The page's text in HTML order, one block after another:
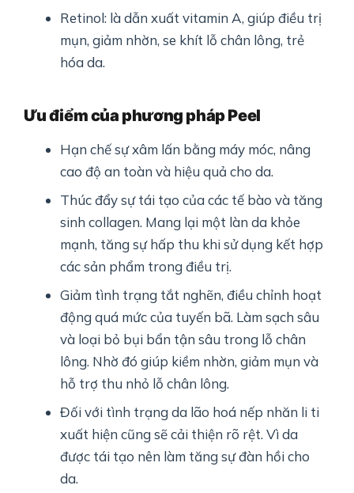
Retinol: là dẫn xuất vitamin A, giúp điều trị
mụn, giảm nhờn, se khít lỗ chân lông, trẻ
hóa da.
Ưu điểm của phương pháp Peel
Hạn chế sự xâm lấn bằng máy móc, nâng
cao độ an toàn và hiệu quả cho da.
Thúc đẩy sự tái tạo của các tế bào và tăng
sinh collagen. Mang lại một làn da khỏe
mạnh, tăng sự hấp thu khi sử dụng kết hợp
các sản phẩm trong điều trị.
Giảm tình trạng tắt nghẽn, điều chỉnh hoạt
động quá mức của tuyến bã. Làm sạch sâu
và loại bỏ bụi bẩn tận sâu trong lỗ chân
lông. Nhờ đó giúp kiềm nhờn, giảm mụn và
hỗ trợ thu nhỏ lỗ chân lông.
Đối với tình trạng da lão hoá nếp nhăn li ti
xuất hiện cũng sẽ cải thiện rõ rệt. Vì da
được tái tạo nên làm tăng sự đàn hồi cho
da.